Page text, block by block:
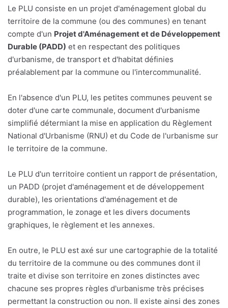
Le PLU consiste en un projet d'aménagement global du
territoire de la commune (ou des communes) en tenant
compte d'un Projet d'Aménagement et de Développement
Durable (PADD) et en respectant des politiques
d'urbanisme, de transport et d'habitat définies
préalablement par la commune ou l'intercommunalité.
En l'absence d'un PLU, les petites communes peuvent se
doter d'une carte communale, document d'urbanisme
simplifié détermiant la mise en application du Règlement
National d'Urbanisme (RNU) et du Code de l'urbanisme sur
le territoire de la commune.
Le PLU d'un territoire contient un rapport de présentation,
un PADD (projet d'aménagement et de développement
durable), les orientations d'aménagement et de
programmation, le zonage et les divers documents
graphiques, le règlement et les annexes.
En outre, le PLU est axé sur une cartographie de la totalité
du territoire de la commune ou des communes dont il
traite et divise son territoire en zones distinctes avec
chacune ses propres règles d'urbanisme très précises
permettant la construction ou non. Il existe ainsi des zones